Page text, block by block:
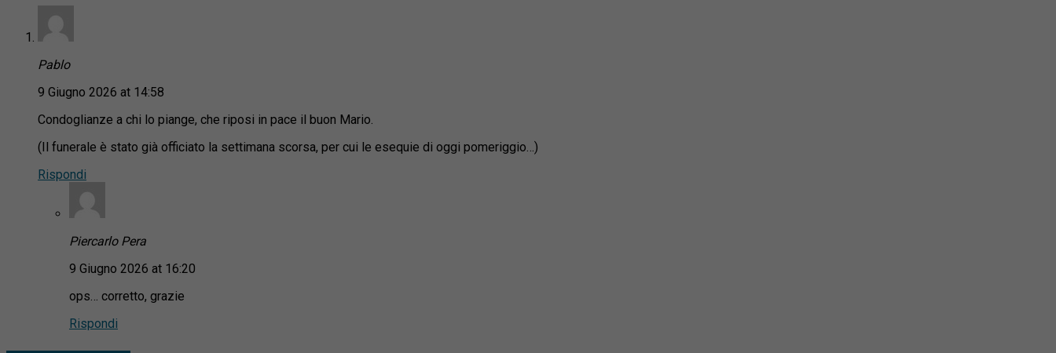
Pablo
9 Giugno 2026 at 14:58
Condoglianze a chi lo piange, che riposi in pace il buon Mario.
(Il funerale è stato già officiato la settimana scorsa, per cui le esequie di oggi pomeriggio…)
Rispondi
Piercarlo Pera
9 Giugno 2026 at 16:20
ops… corretto, grazie
Rispondi